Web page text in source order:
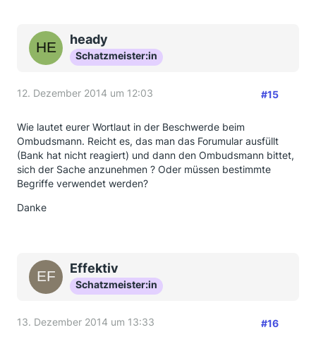
heady
Schatzmeister:in
12. Dezember 2014 um 12:03 #15
Wie lautet eurer Wortlaut in der Beschwerde beim
Ombudsmann. Reicht es, das man das Forumular ausfüllt
(Bank hat nicht reagiert) und dann den Ombudsmann bittet,
sich der Sache anzunehmen ? Oder müssen bestimmte
Begriffe verwendet werden?
Danke
Effektiv
Schatzmeister:in
13. Dezember 2014 um 13:33 #16